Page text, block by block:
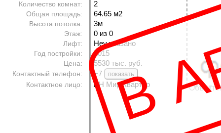
В
Количество комнат: 2
Общая площадь: 64.65 м2
Высота потолка: 3м
Этаж: 0 из 0
Лифт: Неу указано
Год постройки: 2015
Цена: 5530 тыс. руб.
Контактный телефон: +7
Контактное лицо: АН Мир Квартир Объект